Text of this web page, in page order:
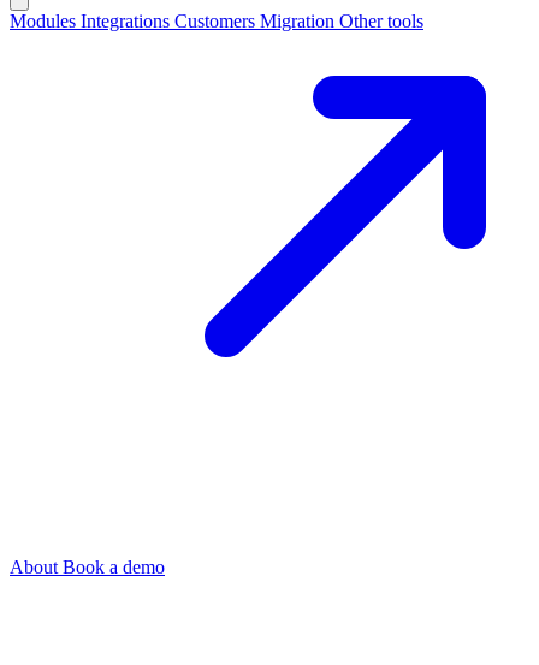
Modules Integrations Customers Migration Other tools
About Book a demo